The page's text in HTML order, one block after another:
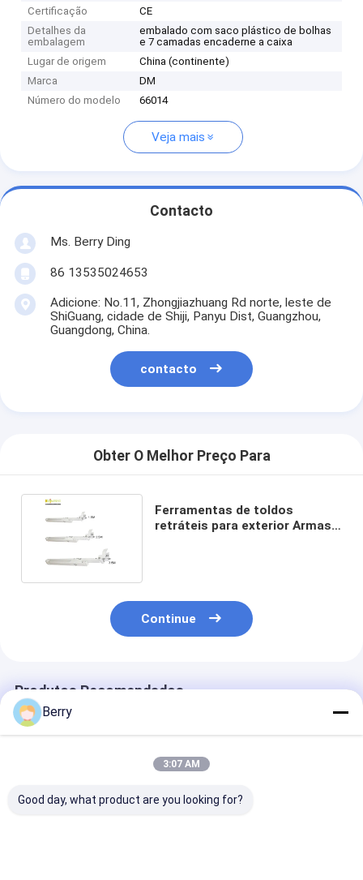
Certificação
CE
Detalhes da
embalagem
embalado com saco plástico de bolhas
e 7 camadas encaderne a caixa
Lugar de origem
China (continente)
Marca
DM
Número do modelo
66014
Veja mais
Contacto
Ms. Berry Ding
86 13535024653
Adicione: No.11, Zhongjiazhuang Rd norte, leste de
ShiGuang, cidade de Shiji, Panyu Dist, Guangzhou,
Guangdong, China.
contacto
Obter O Melhor Preço Para
Ferramentas de toldos
retráteis para exterior Armas
Continue
Produtos Recomendados
Berry
3:07 AM
Good day, what product are you looking for?